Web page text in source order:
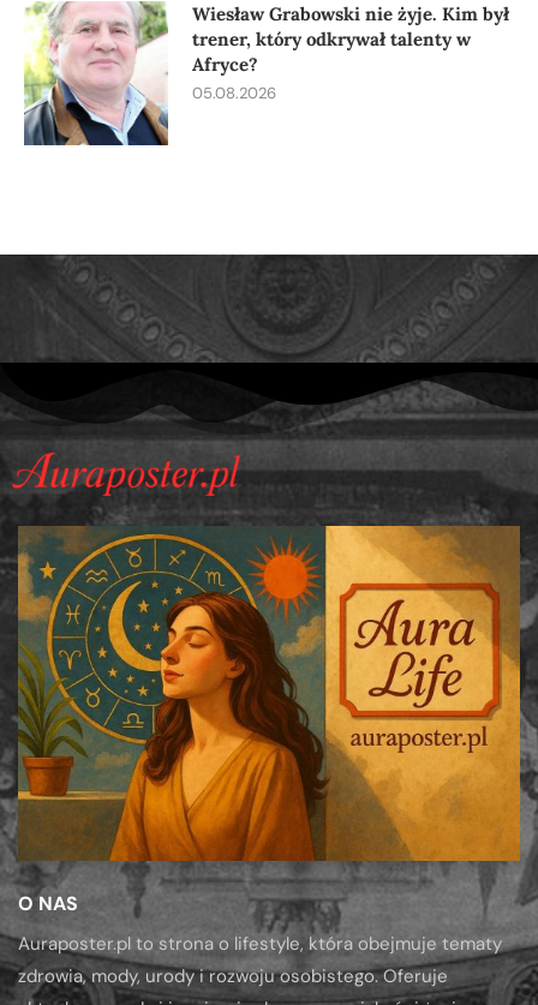
Wiesław Grabowski nie żyje. Kim był
trener, który odkrywał talenty w
Afryce?
05.08.2026
O NAS
Auraposter.pl to strona o lifestyle, która obejmuje tematy
zdrowia, mody, urody i rozwoju osobistego. Oferuje